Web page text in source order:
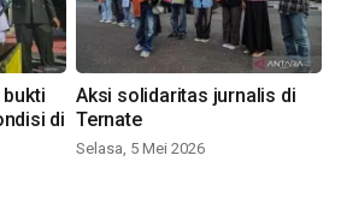
di
Aksi solidaritas jurnalis di
Ternate
Selasa, 5 Mei 2026